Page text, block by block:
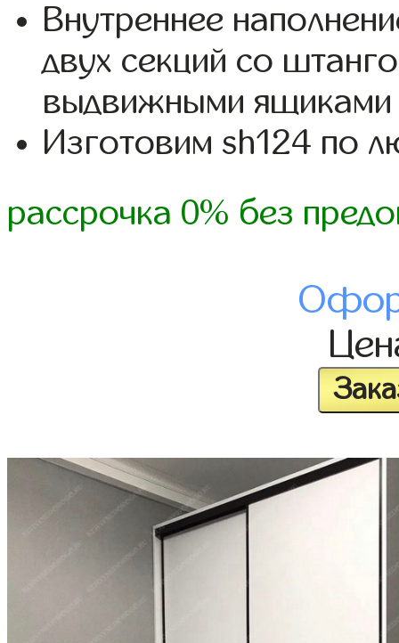
Внутреннее
двух секций со
выдвижными ящиками
Изготовим sh124 по
рассрочка 0% без